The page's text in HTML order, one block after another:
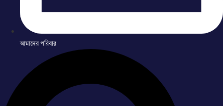
আমাদের পরিবার